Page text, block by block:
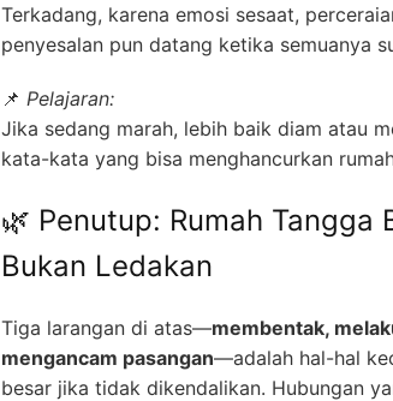
Terkadang, karena emosi sesaat,
penyesalan pun datang ketika semuanya
📌 Pelajaran:
Jika sedang marah, lebih baik diam atau
kata-kata yang bisa menghancurkan
🌿 Penutup: Rumah Tangga
Bukan Ledakan
Tiga larangan di atas—membentak,
mengancam pasangan—adalah hal-hal
besar jika tidak dikendalikan. Hubungan